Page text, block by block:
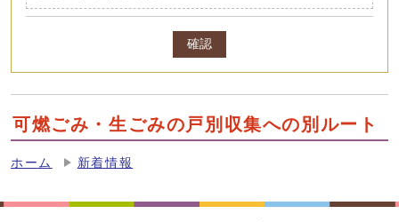
確認
可燃ごみ・生ごみの戸別収集への別ルート
ホーム 新着情報